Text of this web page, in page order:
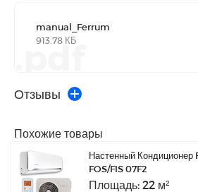
manual_Ferrum
913.78 КБ
.pdf
Отзывы
Похожие товары
Настенный
FOS/FIS 07F2
Площадь: 22 м²